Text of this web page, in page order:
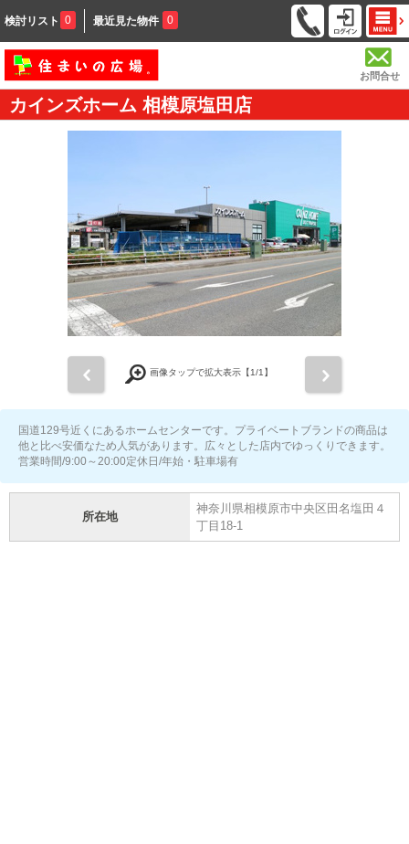
検討リスト 0 最近見た物件 0
お問合せ
カインズホーム 相模原塩田店
画像タップで拡大表示【1/1】
国道129号近くにあるホームセンターです。プライベートブランドの商品は
他と比べ安価なため人気があります。広々とした店内でゆっくりできます。
営業時間/9:00～20:00定休日/年始・駐車場有
所在地
神奈川県相模原市中央区田名塩田４
丁目18-1